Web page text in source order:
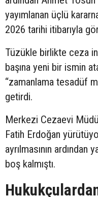
yayımlanan üçlü
2026 tarihi itibarıyla
Tüzükle birlikte ceza
başına yeni bir ismin
“zamanlama tesadüf
getirdi.
Merkezi Cezaevi
Fatih Erdoğan
ayrılmasının
boş kalmıştı.